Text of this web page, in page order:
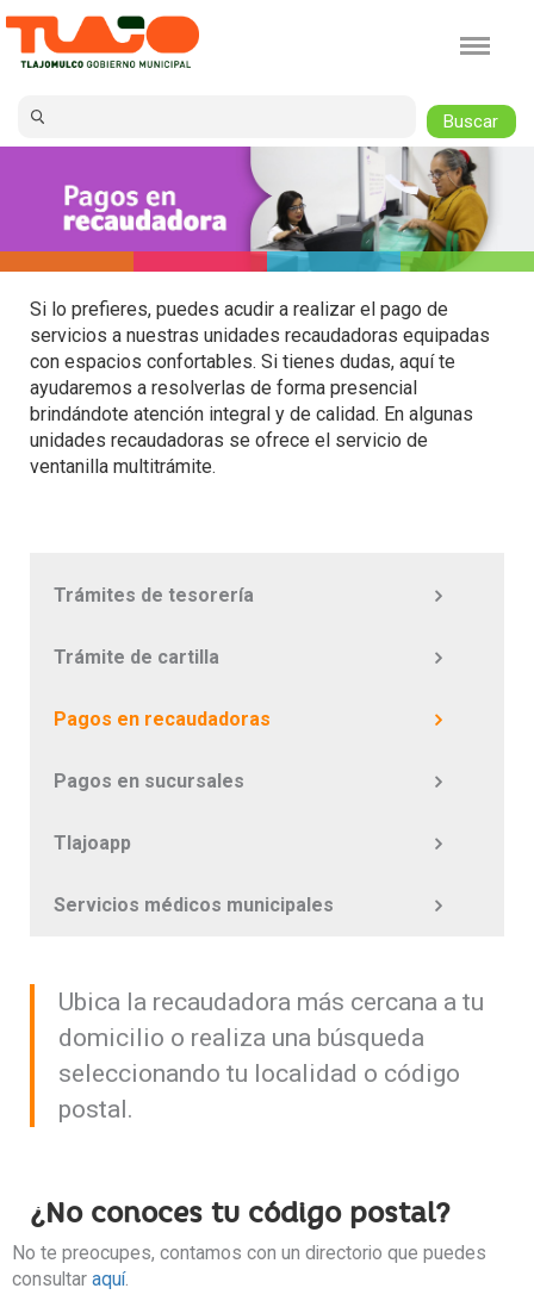
Jump to navigation
Si lo prefieres, puedes acudir a realizar el pago de
servicios a nuestras unidades recaudadoras equipadas
con espacios confortables. Si tienes dudas, aquí te
ayudaremos a resolverlas de forma presencial
brindándote atención integral y de calidad. En algunas
unidades recaudadoras se ofrece el servicio de
ventanilla multitrámite.
Trámites de tesorería
Trámite de cartilla
Pagos en recaudadoras
Pagos en sucursales
Tlajoapp
Servicios médicos municipales
Ubica la recaudadora más cercana a tu
domicilio o realiza una búsqueda
seleccionando tu localidad o código
postal.
¿No conoces tu código postal?
No te preocupes, contamos con un directorio que puedes
consultar aquí.